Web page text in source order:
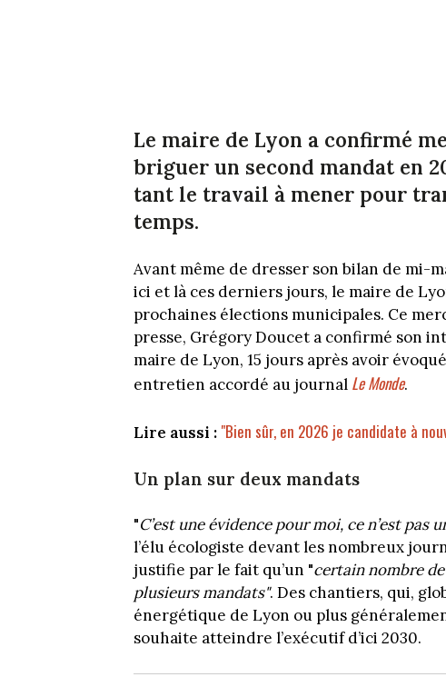
Le maire de Lyon a confirmé
briguer un second mandat en
tant le travail à mener pour
temps.
Avant même de dresser son bilan de mi-
ici et là ces derniers jours, le maire de
prochaines élections municipales. Ce
presse, Grégory Doucet a confirmé son
maire de Lyon, 15 jours après avoir
entretien accordé au journal Le Monde.
Lire aussi : "Bien sûr, en 2026 je candidate à
Un plan sur deux mandats
"C’est une évidence pour moi, ce n’est pas
l’élu écologiste devant les nombreux
justifie par le fait qu’un "certain nombre
plusieurs mandats". Des chantiers, qui,
énergétique de Lyon ou plus
souhaite atteindre l’exécutif d’ici 2030.